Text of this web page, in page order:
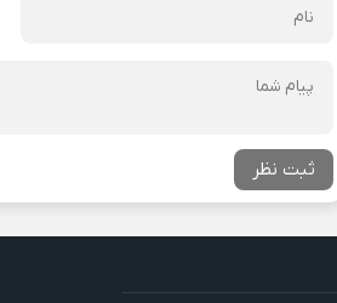
ثبت نظر